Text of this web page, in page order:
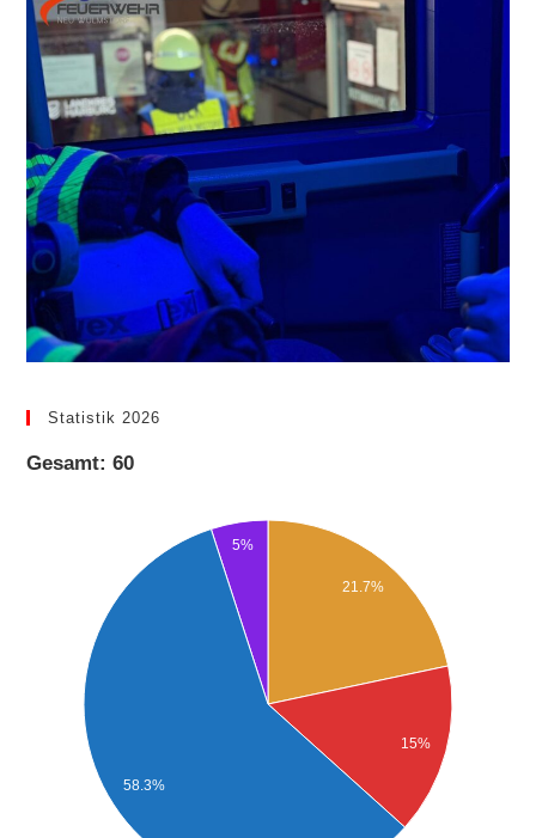
Statistik 2026
Gesamt: 60
21.7%
15%
5%
58.3%